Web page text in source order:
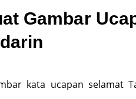
Gambar
kata ucapan selamat